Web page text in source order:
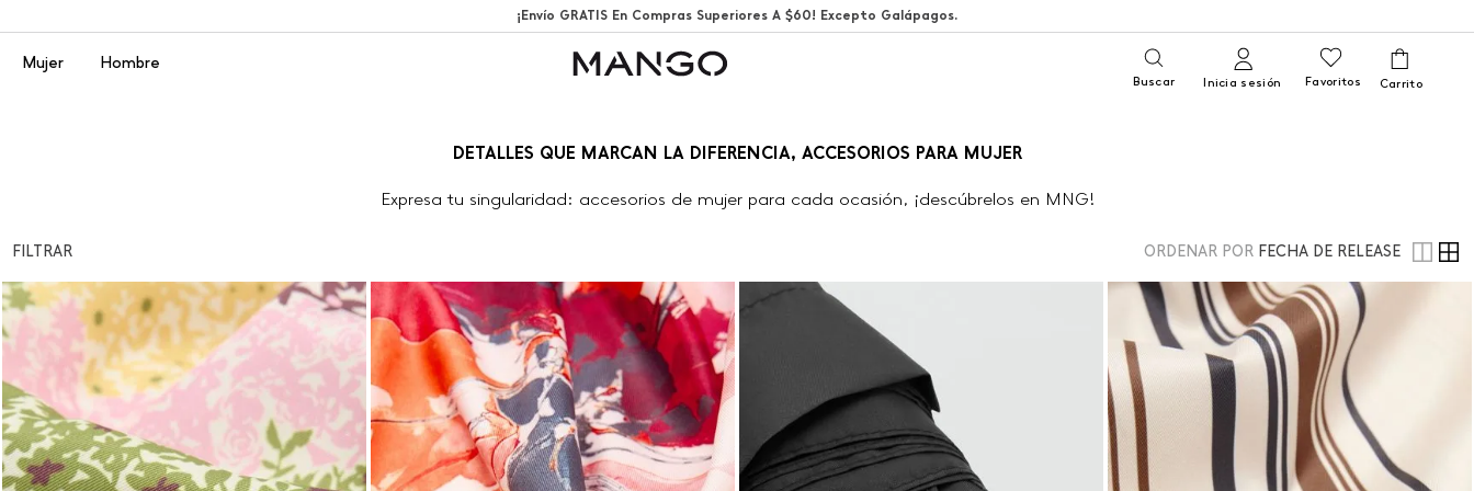
¡Envío GRATIS En Compras Superiores A $60! Excepto Galápagos.
Menú
Mujer Hombre
Buscar Inicia sesión Favoritos
DETALLES QUE MARCAN LA DIFERENCIA, ACCESORIOS PARA MUJER
Expresa tu singularidad: accesorios de mujer para cada ocasión, ¡descúbrelos en MNG!
FILTRAR ORDENAR POR FECHA DE RELEASE